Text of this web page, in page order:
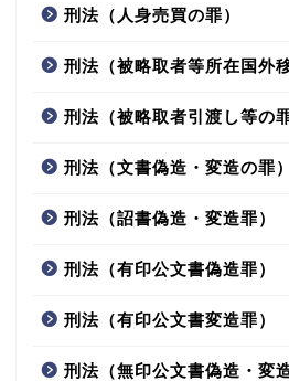
刑法（人身売買の罪）
刑法（被略取者等所在国外
刑法（被略取者引渡し等の罪
刑法（文書偽造・変造の罪）
刑法（詔書偽造・変造罪）
刑法（有印公文書偽造罪）
刑法（有印公文書変造罪）
刑法（無印公文書偽造・変造